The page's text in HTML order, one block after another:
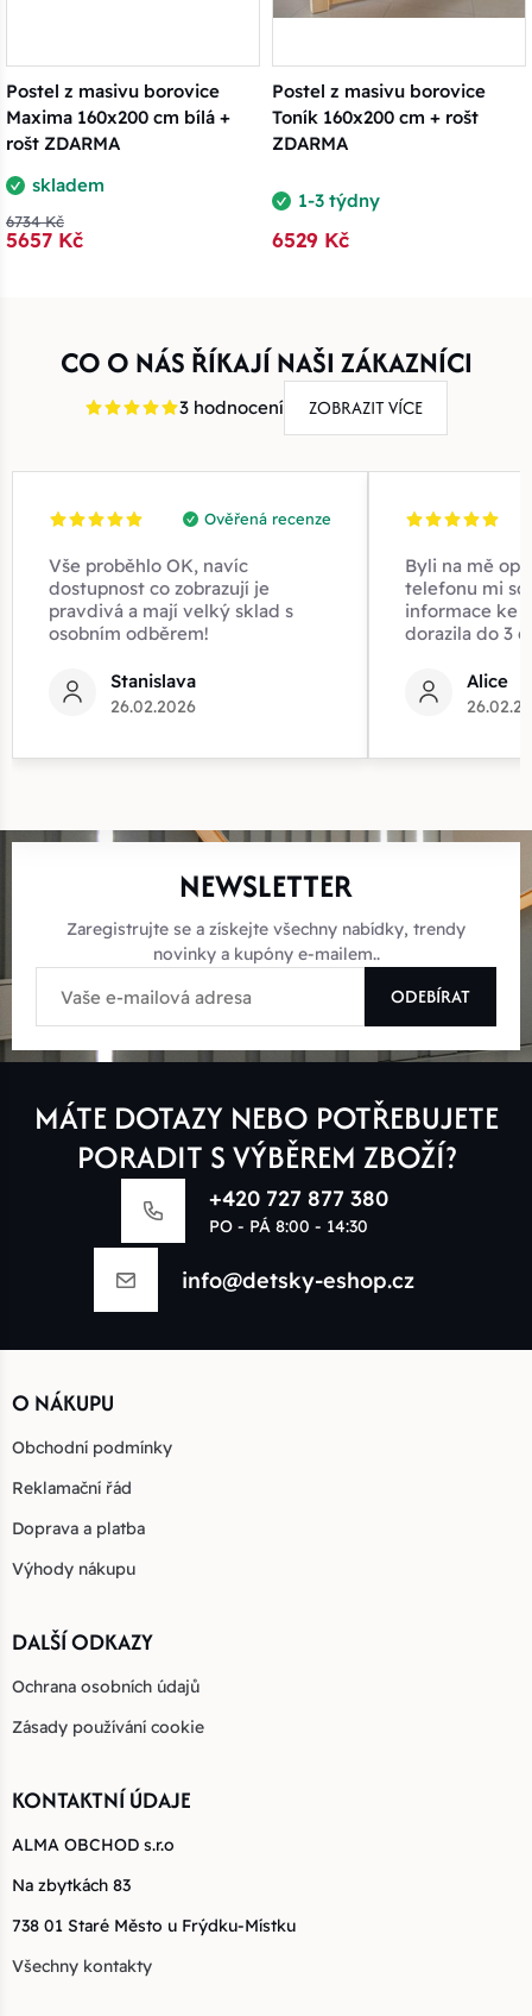
Postel z masivu borovice
Maxima 160x200 cm bílá +
rošt ZDARMA
skladem
6734 Kč
5657 Kč
Postel z masivu borovice
Toník 160x200 cm + rošt
ZDARMA
1-3 týdny
6529 Kč
CO O NÁS ŘÍKAJÍ NAŠI ZÁKAZNÍCI
3 hodnocení ZOBRAZIT VÍCE
Ověřená recenze
Vše proběhlo OK, navíc
dostupnost co zobrazují je
pravdivá a mají velký sklad s
osobním odběrem!
Stanislava
26.02.2026
Byli na mě
telefonu mi
informace ke
dorazila do 3
Alice
NEWSLETTER
Zaregistrujte se a získejte všechny nabídky, trendy
novinky a kupóny e-mailem..
ODEBÍRAT
MÁTE DOTAZY NEBO POTŘEBUJETE
PORADIT S VÝBĚREM ZBOŽÍ?
+420 727 877 380
PO - PÁ 8:00 - 14:30
info@detsky-eshop.cz
O NÁKUPU
Obchodní podmínky
Reklamační řád
Doprava a platba
Výhody nákupu
DALŠÍ ODKAZY
Ochrana osobních údajů
Zásady používání cookie
KONTAKTNÍ ÚDAJE
ALMA OBCHOD s.r.o
Na zbytkách 83
738 01 Staré Město u Frýdku-Místku
Všechny kontakty